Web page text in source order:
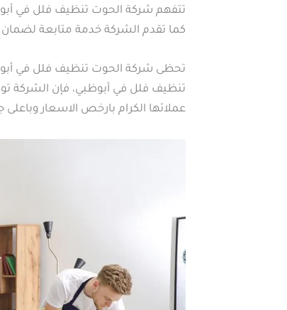
تتفهم شركة الحوت تنظيف فلل في
كما تقدم الشركة خدمة متابعة لضمان
تحظى شركة الحوت تنظيف فلل في
تنظيف فلل في أبوظبي، فإن الشركة
عملائها الكرام بارخص الاسعار